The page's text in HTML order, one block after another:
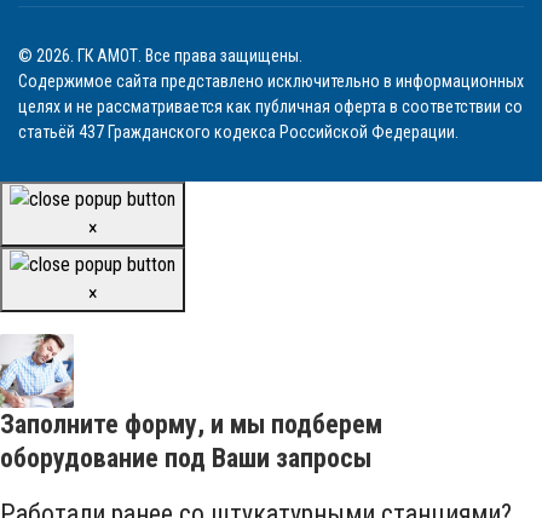
© 2026. ГК АМОТ. Все права защищены.
Содержимое сайта представлено исключительно в информационных
целях и не рассматривается как публичная оферта в соответствии со
статьёй 437 Гражданского кодекса Российской Федерации.
×
×
Заполните форму, и мы подберем
оборудование под Ваши запросы